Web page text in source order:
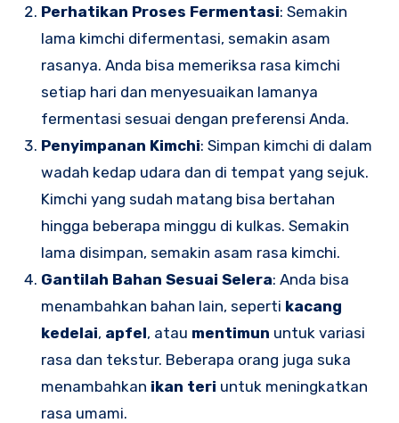
Perhatikan Proses Fermentasi: Semakin
lama kimchi difermentasi, semakin asam
rasanya. Anda bisa memeriksa rasa kimchi
setiap hari dan menyesuaikan lamanya
fermentasi sesuai dengan preferensi Anda.
Penyimpanan Kimchi: Simpan kimchi di dalam
wadah kedap udara dan di tempat yang sejuk.
Kimchi yang sudah matang bisa bertahan
hingga beberapa minggu di kulkas. Semakin
lama disimpan, semakin asam rasa kimchi.
Gantilah Bahan Sesuai Selera: Anda bisa
menambahkan bahan lain, seperti kacang
kedelai, apfel, atau mentimun untuk variasi
rasa dan tekstur. Beberapa orang juga suka
menambahkan ikan teri untuk meningkatkan
rasa umami.